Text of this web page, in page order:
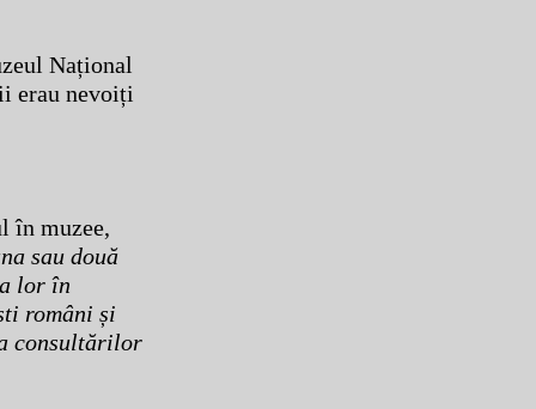
Național
erau nevoiți
în muzee,
sau două
lor în
români și
consultărilor